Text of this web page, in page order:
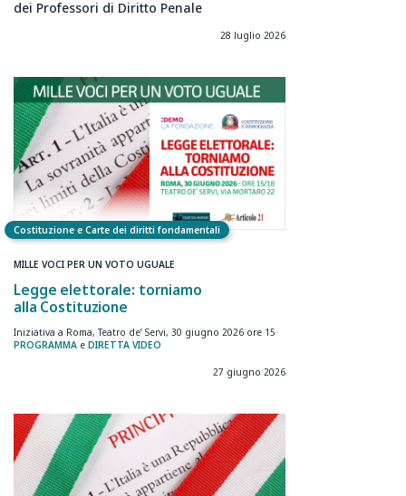
dei Professori di Diritto Penale
28 luglio 2026
Costituzione e Carte dei diritti fondamentali
MILLE VOCI PER UN VOTO UGUALE
Legge elettorale: torniamo
alla Costituzione
Iniziativa a Roma, Teatro de’ Servi, 30 giugno 2026 ore 15
PROGRAMMA e DIRETTA VIDEO
27 giugno 2026